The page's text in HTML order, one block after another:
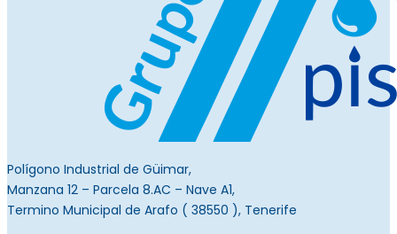
Polígono Industrial de Güimar,
Manzana 12 – Parcela 8.AC – Nave A1,
Termino Municipal de Arafo ( 38550 ), Tenerife